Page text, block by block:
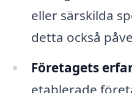
eller särskilda
detta också
Företagets
etablerade